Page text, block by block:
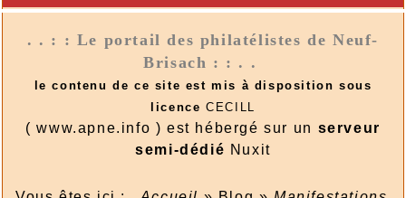
. . : : Le portail des philatélistes de Neuf-
Brisach : : . .
le contenu de ce site est mis à disposition sous
licence CECILL
( www.apne.info ) est hébergé sur un serveur
semi-dédié Nuxit